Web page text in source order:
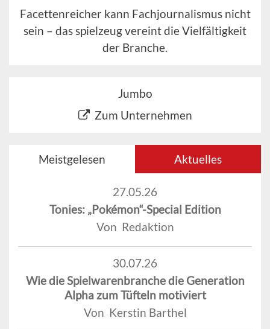
Facettenreicher kann Fachjournalismus nicht
sein – das spielzeug vereint die Vielfältigkeit
der Branche.
Jumbo
Zum Unternehmen
Meistgelesen Aktuelles
27.05.26
Tonies: „Pokémon“-Special Edition
Von Redaktion
30.07.26
Wie die Spielwarenbranche die Generation
Alpha zum Tüfteln motiviert
Von Kerstin Barthel